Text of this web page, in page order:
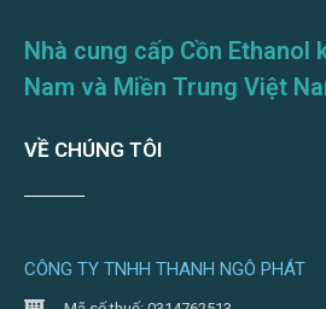
Nhà cung cấp Cồn Ethanol
Nam và Miền Trung Việt
VỀ CHÚNG TÔI
CÔNG TY TNHH THANH NGÔ PHÁT